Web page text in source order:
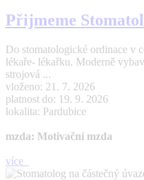
Přijmeme
Do stomatologické ordinace v
lékaře- lékařku. Moderně
strojová ...
vloženo: 21. 7. 2026
platnost do: 19. 9. 2026
lokalita: Pardubice
mzda: Motivační mzda
více